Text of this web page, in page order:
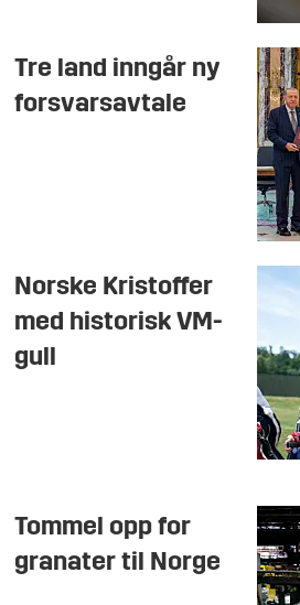
Tre land inngår ny
forsvarsavtale
Norske Kristoffer
med historisk VM-
gull
Tommel opp for
granater til Norge